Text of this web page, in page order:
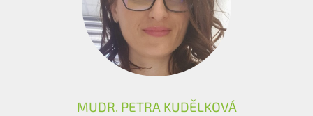
MUDR. PETRA KUDĚLKOVÁ